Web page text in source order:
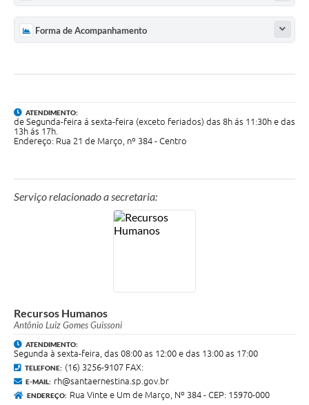
Forma de Acompanhamento
ATENDIMENTO:
de Segunda-feira á sexta-feira (exceto feriados) das 8h ás 11:30h e das
13h ás 17h.
Endereço: Rua 21 de Março, nº 384 - Centro
Serviço relacionado a secretaria:
Recursos Humanos
Antônio Luiz Gomes Guissoni
ATENDIMENTO:
Segunda à sexta-feira, das 08:00 as 12:00 e das 13:00 as 17:00
TELEFONE: (16) 3256-9107 FAX:
E-MAIL: rh@santaernestina.sp.gov.br
ENDEREÇO: Rua Vinte e Um de Março, Nº 384 - CEP: 15970-000